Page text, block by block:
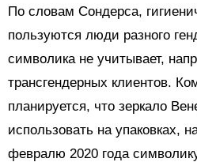
По словам Сондерса,
пользуются люди разного
символика не учитывает,
трансгендерных клиентов.
планируется, что зеркало
использовать на упаковках,
февралю 2020 года